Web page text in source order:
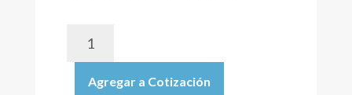
CITRATO
Agregar a Cotización